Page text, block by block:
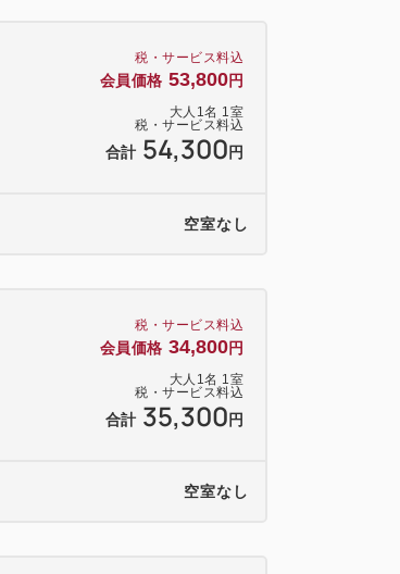
ホテルがチョイスした香り
ュース「アラン・ミリア」
をご用意
な方でも安心です
」の種類はご予約時にご希
せスイーツ2個／ティラミス
税・サービス料込
会員価格 53,800円
大人 1名 1室
税・サービス料込
合計 54,300 円
空室なし
税・サービス料込
会員価格 34,800円
大人 1名 1室
税・サービス料込
合計 35,300 円
空室なし